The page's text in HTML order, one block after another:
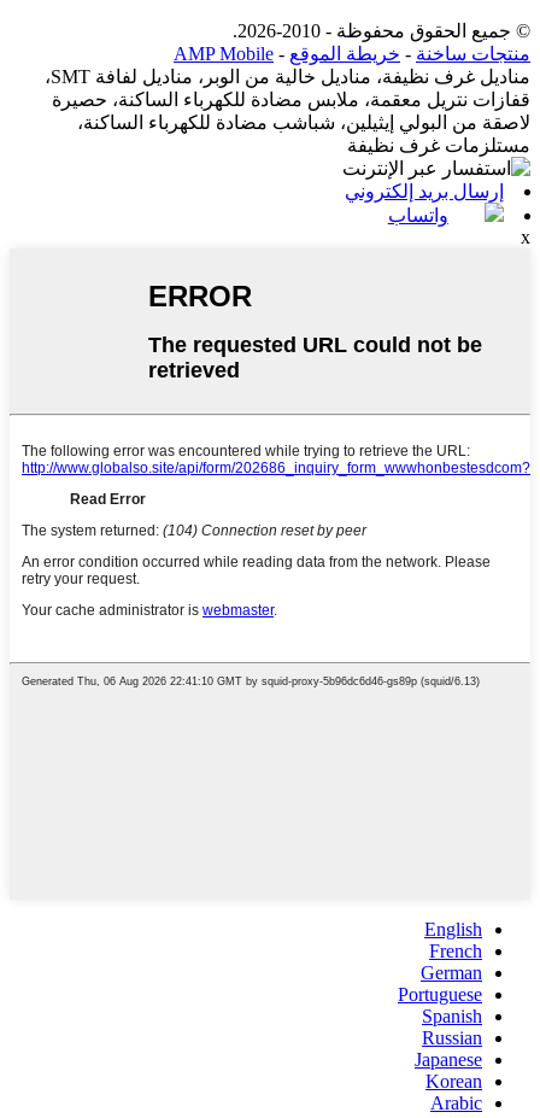
© جميع الحقوق محفوظة - 2010-2026.
منتجات ساخنة - خريطة الموقع -
AMP Mobile
مناديل غرف نظيفة، مناديل خالية من الوبر، مناديل لفافة SMT،
قفازات نتريل معقمة، ملابس مضادة للكهرباء الساكنة، حصيرة
لاصقة من البولي إيثيلين، شباشب مضادة للكهرباء الساكنة،
مستلزمات غرف نظيفة
إرسال بريد إلكتروني
واتساب
x
English
French
German
Portuguese
Spanish
Russian
Japanese
Korean
Arabic